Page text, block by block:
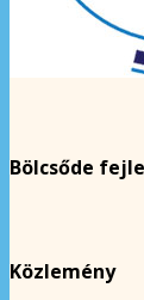
Bölcsőde
Közlemény